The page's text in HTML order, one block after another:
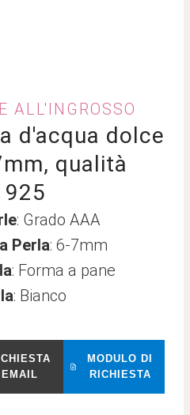
ALL'INGROSSO
d'acqua dolce
qualità
925
: Grado AAA
Perla: 6-7mm
: Forma a pane
: Bianco
EMAIL
MODULO DI
RICHIESTA